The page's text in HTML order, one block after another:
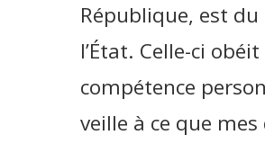
République, est
l’État. Celle-ci
compétence
veille à ce que